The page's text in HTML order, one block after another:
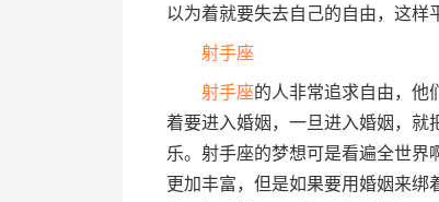
以为着就要失去自己的自由，这样
射手座
射手座的人非常追求自由，他
着要进入婚姻，一旦进入婚姻，就
乐。射手座的梦想可是看遍全世
更加丰富，但是如果要用婚姻来绑